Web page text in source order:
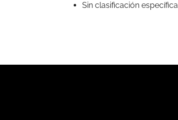
Sin clasificación específica